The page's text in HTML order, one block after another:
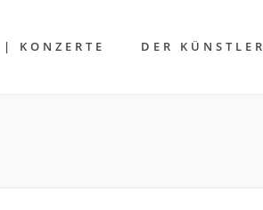
KONZERTE DER KÜNSTLER